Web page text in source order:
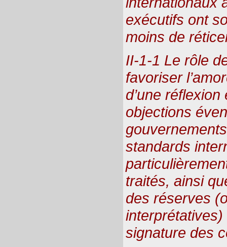
exécutifs ont
moins de
II-1-1 Le rôle
favoriser
d’une réflexion
objections
standards
traités, ainsi
des réserves
signature des